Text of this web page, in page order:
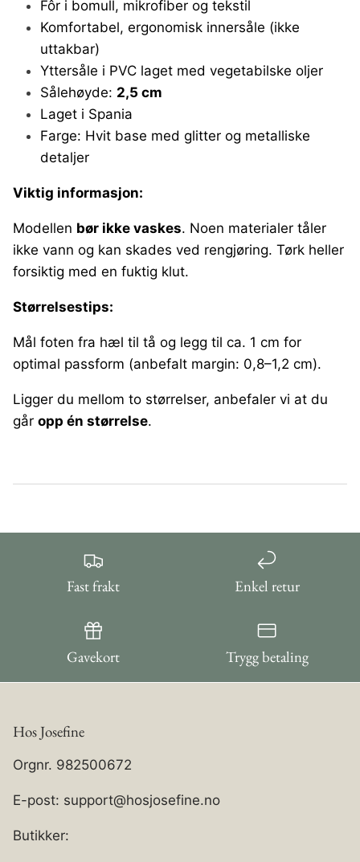
Fôr i bomull, mikrofiber og tekstil
Komfortabel, ergonomisk innersåle (ikke
uttakbar)
Yttersåle i PVC laget med vegetabilske oljer
Sålehøyde: 2,5 cm
Laget i Spania
Farge: Hvit base med glitter og metalliske
detaljer
Viktig informasjon:
Modellen bør ikke vaskes. Noen materialer tåler
ikke vann og kan skades ved rengjøring. Tørk heller
forsiktig med en fuktig klut.
Størrelsestips:
Mål foten fra hæl til tå og legg til ca. 1 cm for
optimal passform (anbefalt margin: 0,8–1,2 cm).
Ligger du mellom to størrelser, anbefaler vi at du
går opp én størrelse.
Fast frakt Enkel retur
Gavekort Trygg betaling
Hos Josefine
Orgnr. 982500672
E-post: support@hosjosefine.no
Butikker: